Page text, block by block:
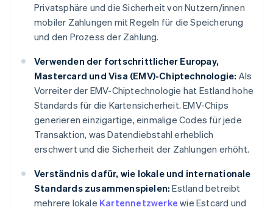
Privatsphäre und die Sicherheit von Nutzern/innen
mobiler Zahlungen mit Regeln für die Speicherung
und den Prozess der Zahlung.
Verwenden der fortschrittlicher Europay,
Mastercard und Visa (EMV)-Chiptechnologie: Als
Vorreiter der EMV-Chiptechnologie hat Estland hohe
Standards für die Kartensicherheit. EMV-Chips
generieren einzigartige, einmalige Codes für jede
Transaktion, was Datendiebstahl erheblich
erschwert und die Sicherheit der Zahlungen erhöht.
Verständnis dafür, wie lokale und internationale
Standards zusammenspielen: Estland betreibt
mehrere lokale Kartennetzwerke wie Estcard und